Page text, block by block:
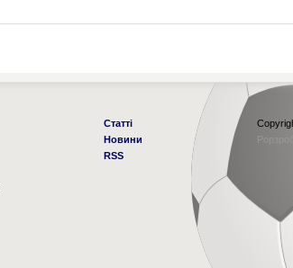
Статті
Новини
RSS